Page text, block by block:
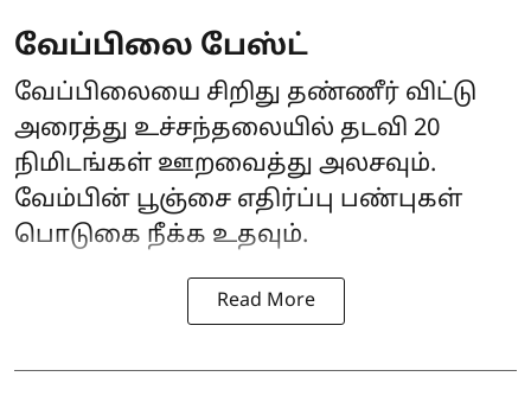
வேப்பிலை பேஸ்ட்
வேப்பிலையை சிறிது தண்ணீர் விட்டு
அரைத்து உச்சந்தலையில் தடவி 20
நிமிடங்கள் ஊறவைத்து அலசவும்.
வேம்பின் பூஞ்சை எதிர்ப்பு பண்புகள்
பொடுகை நீக்க உதவும்.
Read More